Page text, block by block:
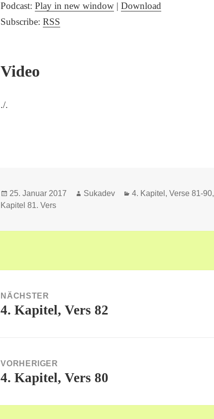
Podcast:Play in new window |Download
Subscribe:RSS
Video
./.
Veröffentlicht
am
25. Januar 2017 Autor
Sukadev Kategorien
4. Kapitel, Verse 81-90,
Kapitel 81. Vers
NÄCHSTER
Nächster
4. Kapitel, Vers 82
VORHERIGER
Vorheriger
4. Kapitel, Vers 80